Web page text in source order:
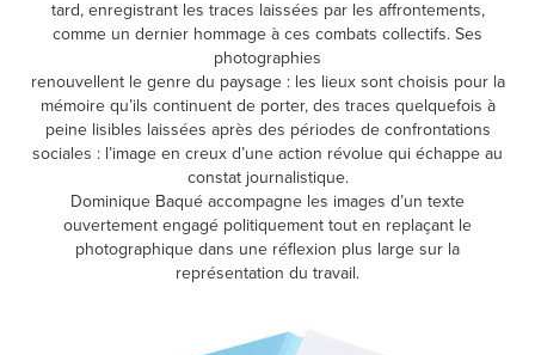
tard, enregistrant les traces laissées par les affrontements,
comme un dernier hommage à ces combats collectifs. Ses
photographies
renouvellent le genre du paysage : les lieux sont choisis pour la
mémoire qu’ils continuent de porter, des traces quelquefois à
peine lisibles laissées après des périodes de confrontations
sociales : l’image en creux d’une action révolue qui échappe au
constat journalistique.
Dominique Baqué accompagne les images d’un texte
ouvertement engagé politiquement tout en replaçant le
photographique dans une réflexion plus large sur la
représentation du travail.